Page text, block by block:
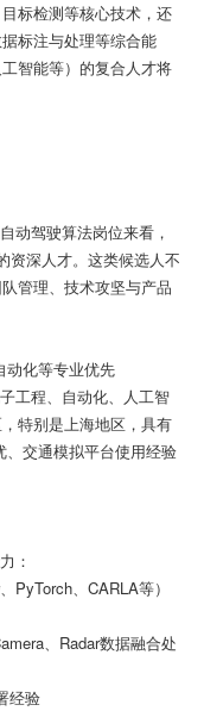
标检测等核心技术，还
标注与处理等综合能
智能等）的复合人才将
动驾驶算法岗位来看，
资深人才。这类候选人不
管理、技术攻坚与产品
动化等专业优先
工程、自动化、人工智
特别是上海地区，具有
交通模拟平台使用经验
：
PyTorch、CARLA等）
、Radar数据融合处
经验